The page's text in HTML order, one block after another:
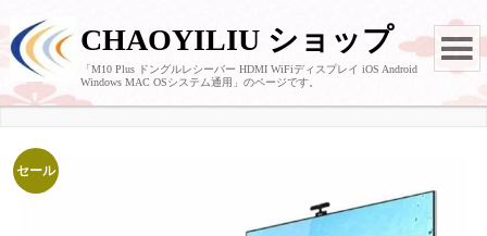
CHAOYILIU ショップ
「M10 Plus ドングルレシーバー HDMI WiFiディスプレイ iOS Android
Windows MAC OSシステム通用」のページです。
セール